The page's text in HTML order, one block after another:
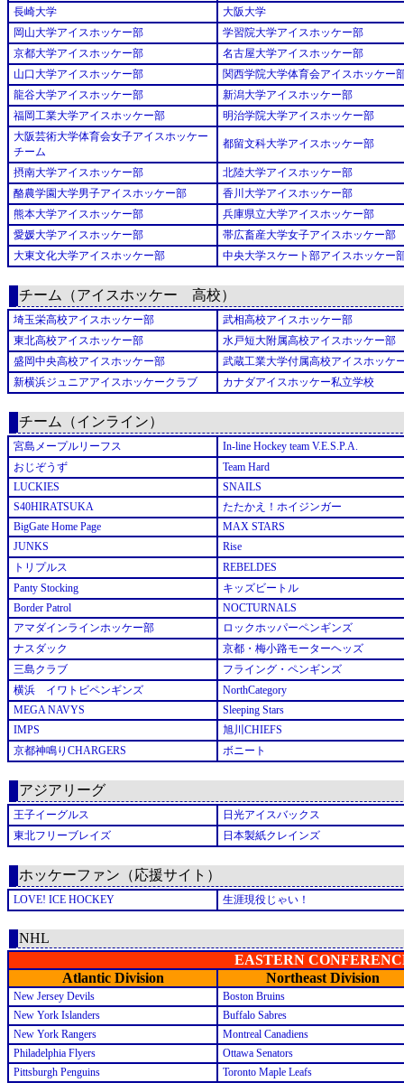
長崎大学
大阪大学
岡山大学アイスホッケー部
学習院大学アイスホッケー部
京都大学アイスホッケー部
名古屋大学アイスホッケー部
山口大学アイスホッケー部
関西学院大学体育会アイスホッケー
龍谷大学アイスホッケー部
新潟大学アイスホッケー部
福岡工業大学アイスホッケー部
明治学院大学アイスホッケー部
大阪芸術大学体育会女子アイスホッケー
チーム
都留文科大学アイスホッケー部
摂南大学アイスホッケー部
北陸大学アイスホッケー部
酪農学園大学男子アイスホッケー部
香川大学アイスホッケー部
熊本大学アイスホッケー部
兵庫県立大学アイスホッケー部
愛媛大学アイスホッケー部
帯広畜産大学女子アイスホッケー部
大東文化大学アイスホッケー部
中央大学スケート部アイスホッケー
チーム（アイスホッケー 高校）
埼玉栄高校アイスホッケー部
武相高校アイスホッケー部
東北高校アイスホッケー部
水戸短大附属高校アイスホッケー部
盛岡中央高校アイスホッケー部
武蔵工業大学付属高校アイスホッケ
新横浜ジュニアアイスホッケークラブ
カナダアイスホッケー私立学校
チーム（インライン）
宮島メープルリーフス
In-line Hockey team V.E.S.P.A.
おじぞうず
Team Hard
LUCKIES
SNAILS
S40HIRATSUKA
たたかえ！ホイジンガー
BigGate Home Page
MAX STARS
JUNKS
Rise
トリプルス
REBELDES
Panty Stocking
キッズビートル
Border Patrol
NOCTURNALS
アマダインラインホッケー部
ロックホッパーペンギンズ
ナスダック
京都・梅小路モーターヘッズ
三島クラブ
フライング・ペンギンズ
横浜 イワトビペンギンズ
NorthCategory
MEGA NAVYS
Sleeping Stars
IMPS
旭川CHIEFS
京都神鳴りCHARGERS
ボニート
アジアリーグ
王子イーグルス
日光アイスバックス
東北フリーブレイズ
日本製紙クレインズ
ホッケーファン（応援サイト）
LOVE! ICE HOCKEY 生涯現役じゃい！
NHL
EASTERN
Atlantic Division
Northeast Division
New Jersey Devils
Boston Bruins
New York Islanders
Buffalo Sabres
New York Rangers
Montreal Canadiens
Philadelphia Flyers
Ottawa Senators
Pittsburgh Penguins
Toronto Maple Leafs